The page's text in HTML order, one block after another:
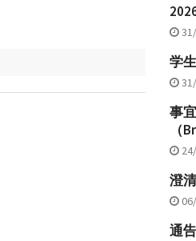
学
事
（
澄
通